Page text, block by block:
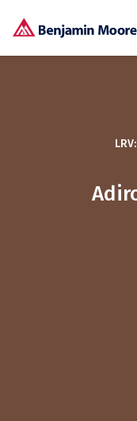
LRV: